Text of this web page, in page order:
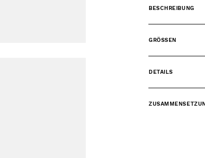
BESCHREIBUNG
GRÖSSEN
DETAILS